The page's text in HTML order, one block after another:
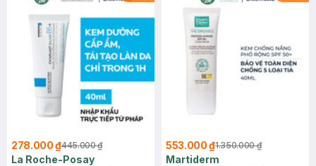
278.000 ₫445.000 ₫
La Roche-Posay
553.000 ₫1.350.000 ₫
Martiderm